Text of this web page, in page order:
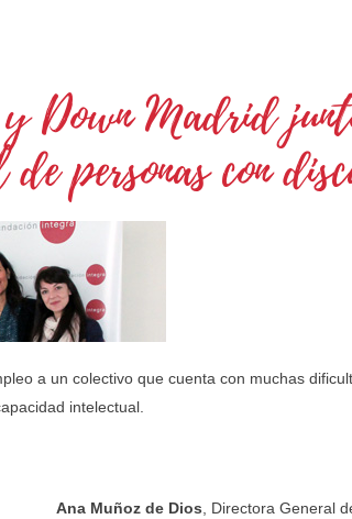
y Down Madrid
personas con
a un colectivo que cuenta con muchas
intelectual.
Ana Muñoz de Dios , Directora General